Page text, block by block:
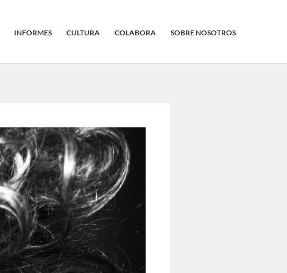
INFORMES CULTURA COLABORA SOBRE NOSOTROS